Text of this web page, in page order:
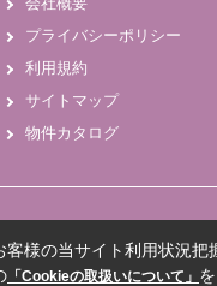
プライバシーポリシー
利用規約
サイトマップ
物件カタログ
客様の当サイト利用状況
「Cookieの取扱いについて」